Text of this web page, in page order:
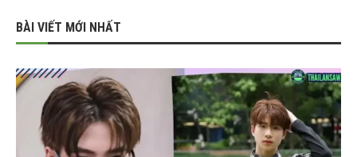
BÀI VIẾT MỚI NHẤT